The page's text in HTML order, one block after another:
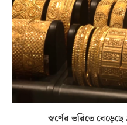
স্বর্ণের ভরিতে